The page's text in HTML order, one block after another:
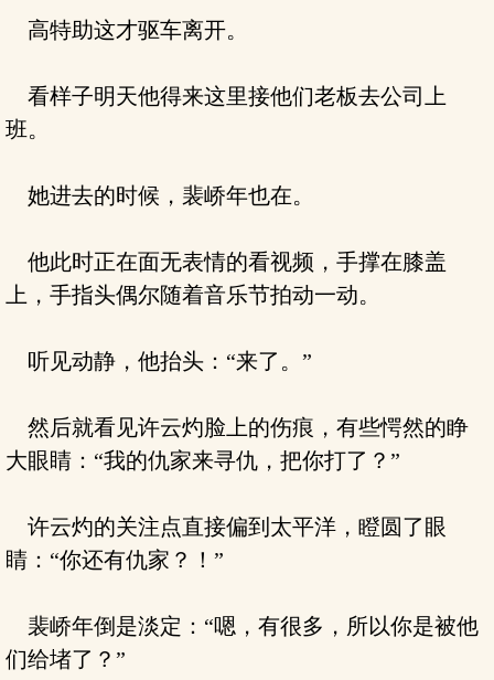
高特助这才驱车离开。
看样子明天他得来这里接他们老板去公司上
班。
她进去的时候，裴峤年也在。
他此时正在面无表情的看视频，手撑在膝盖
上，手指头偶尔随着音乐节拍动一动。
听见动静，他抬头：“来了。”
然后就看见许云灼脸上的伤痕，有些愕然的睁
大眼睛：“我的仇家来寻仇，把你打了？”
许云灼的关注点直接偏到太平洋，瞪圆了眼
睛：“你还有仇家？！”
裴峤年倒是淡定：“嗯，有很多，所以你是被他
们给堵了？”